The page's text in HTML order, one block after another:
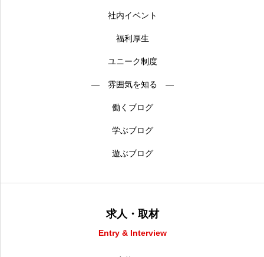
社内イベント
福利厚生
ユニーク制度
― 雰囲気を知る ―
働くブログ
学ぶブログ
遊ぶブログ
求人・取材
Entry & Interview